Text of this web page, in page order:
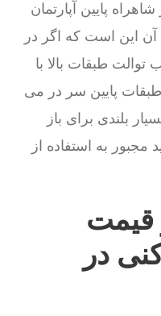
پایین آپارتمان
این است که اگر در
طبقات بالا با
پایین سر در می
بلندی برای باز
به استفاده از
قیمت
در